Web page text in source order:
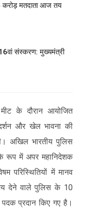
करोड़ मतदाता आज तय
16वां संस्करण: मुख्यमंत्री
के दौरान आयोजित
और खेल भावना की
अखिल भारतीय पुलिस
रूप में अपर महानिदेशक
परिस्थितियों में मानव
देने वाले पुलिस के 10
पदक प्रदान किए गए है।